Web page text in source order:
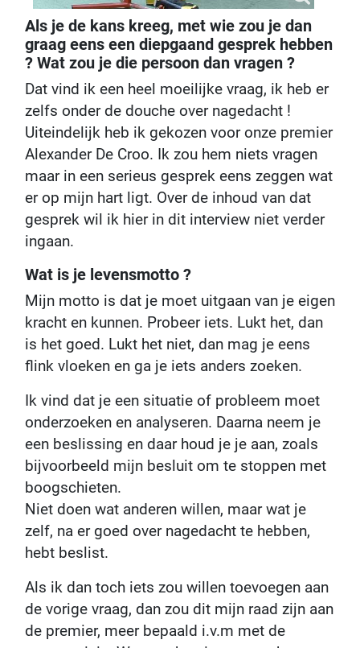
Als je de kans kreeg, met wie zou je dan
graag eens een diepgaand gesprek hebben
? Wat zou je die persoon dan vragen ?
Dat vind ik een heel moeilijke vraag, ik heb er
zelfs onder de douche over nagedacht !
Uiteindelijk heb ik gekozen voor onze premier
Alexander De Croo. Ik zou hem niets vragen
maar in een serieus gesprek eens zeggen wat
er op mijn hart ligt. Over de inhoud van dat
gesprek wil ik hier in dit interview niet verder
ingaan.
Wat is je levensmotto ?
Mijn motto is dat je moet uitgaan van je eigen
kracht en kunnen. Probeer iets. Lukt het, dan
is het goed. Lukt het niet, dan mag je eens
flink vloeken en ga je iets anders zoeken.
Ik vind dat je een situatie of probleem moet
onderzoeken en analyseren. Daarna neem je
een beslissing en daar houd je je aan, zoals
bijvoorbeeld mijn besluit om te stoppen met
boogschieten.
Niet doen wat anderen willen, maar wat je
zelf, na er goed over nagedacht te hebben,
hebt beslist.
Als ik dan toch iets zou willen toevoegen aan
de vorige vraag, dan zou dit mijn raad zijn aan
de premier, meer bepaald i.v.m met de